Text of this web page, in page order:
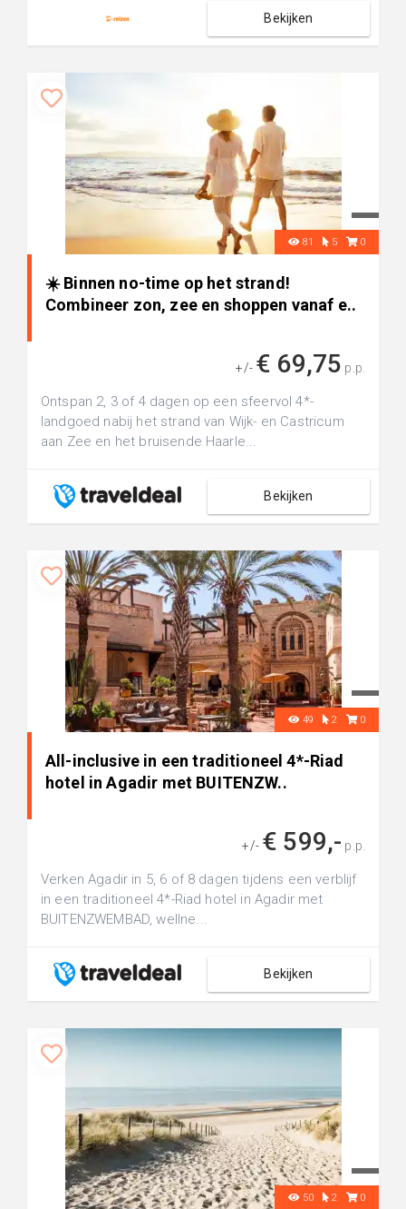
Bekijken
81 5 0
☀️ Binnen no-time op het strand!
Combineer zon, zee en shoppen vanaf e..
+/- € 69,75 p.p.
Ontspan 2, 3 of 4 dagen op een sfeervol 4*-
landgoed nabij het strand van Wijk- en Castricum
aan Zee en het bruisende Haarle...
Bekijken
49 2 0
All-inclusive in een traditioneel 4*-Riad
hotel in Agadir met BUITENZW..
+/- € 599,- p.p.
Verken Agadir in 5, 6 of 8 dagen tijdens een verblijf
in een traditioneel 4*-Riad hotel in Agadir met
BUITENZWEMBAD, wellne...
Bekijken
50 2 0